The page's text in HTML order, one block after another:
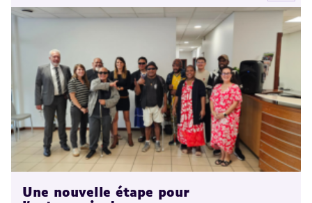
Une nouvelle étape pour